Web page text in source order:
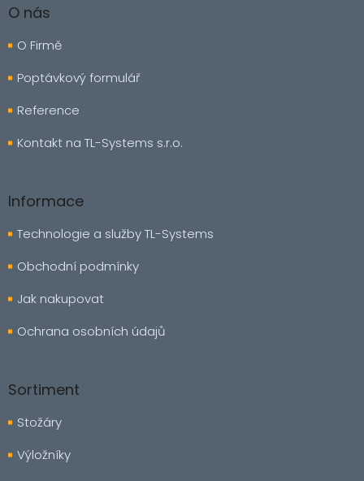
á
a
O nás
O Firmě
Poptávkový formulář
Reference
Kontakt na TL-Systems s.r.o.
Informace
Technologie a služby TL-Systems
Obchodní podmínky
Jak nakupovat
Ochrana osobních údajů
Sortiment
Stožáry
Výložníky